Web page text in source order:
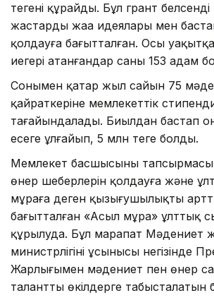
теңгені құрайды. Бұл грант
жастардың жаңа идеялары мен
қолдауға бағытталған. Осы
иегері атанғандар саны 153 адам
Сонымен қатар жыл сайын 75
қайраткеріне мемлекеттік
тағайындалады. Биылдан бастап
есеге ұлғайып, 5 млн теңге болды.
Мемлекет басшысының
өнер шеберлерін қолдауға және
мұраға деген қызығушылықты
бағытталған «Асыл мұра» ұлттық
құрылуда. Бұл марапат Мәдениет
министрлігінің ұсынысы негізінде
Жарлығымен мәдениет пен өнер
талантты өкілдерге табысталатын